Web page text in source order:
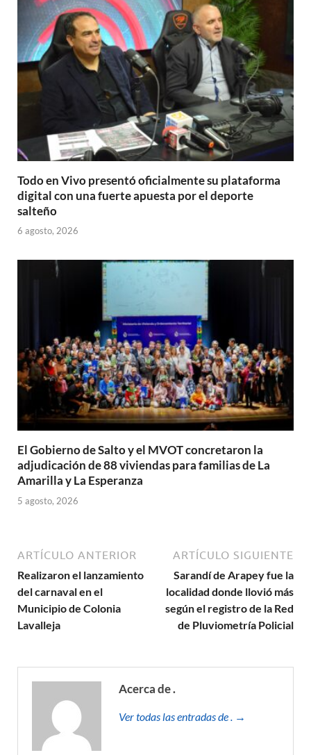
Todo en Vivo presentó oficialmente su plataforma
digital con una fuerte apuesta por el deporte
salteño
6 agosto, 2026
El Gobierno de Salto y el MVOT concretaron la
adjudicación de 88 viviendas para familias de La
Amarilla y La Esperanza
5 agosto, 2026
ARTÍCULO ANTERIOR
Realizaron el lanzamiento
del carnaval en el
Municipio de Colonia
Lavalleja
ARTÍCULO SIGUIENTE
Sarandí de Arapey fue la
localidad donde llovió más
según el registro de la Red
de Pluviometría Policial
Acerca de .
Ver todas las entradas de . →